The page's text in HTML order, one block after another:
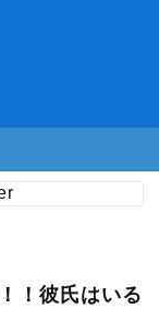
！彼氏はいる